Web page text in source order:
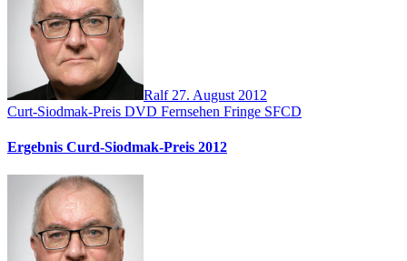
Ralf 27. August 2012
Curt-Siodmak-Preis DVD Fernsehen Fringe SFCD
Ergebnis Curd-Siodmak-Preis 2012